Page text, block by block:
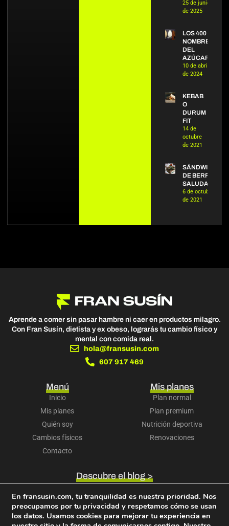
25 de junio
de 2025
LOS 400
NOMBRES
DEL
AZÚCAR
10 de abril
de 2024
KEBAB
O
DURUM
FIT
14 de
octubre
de 2021
SÁNDWICH
DE BERROS
SALUDABLE
6 de octubre
de 2021
Aprende a comer sin pasar hambre ni caer en productos milagro.
Con Fran Susín, dietista y ex obeso, lograrás tu cambio físico y
mental con comida real.
hola@fransusin.com
607 917 469
Menú
Inicio
Mis planes
Quién soy
Cambios físicos
Contacto
Mis planes
Plan normal
Plan premium
Nutrición deportiva
Renovaciones
Descubre el blog >
Descubre mi libro >
Términos y condiciones
Política de privacidad
Política de cookies
Aviso legal
Política de devoluciones
En fransusin.com, tu tranquilidad es nuestra prioridad. Nos
preocupamos por tu privacidad y respetamos cómo se usan
los datos. Usamos cookies para mejorar tu experiencia en